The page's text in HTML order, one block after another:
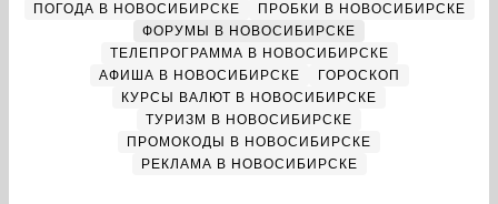
ПОГОДА В НОВОСИБИРСКЕ
ПРОБКИ В НОВОСИБИРСКЕ
ФОРУМЫ В НОВОСИБИРСКЕ
ТЕЛЕПРОГРАММА В НОВОСИБИРСКЕ
АФИША В НОВОСИБИРСКЕ
ГОРОСКОП
КУРСЫ ВАЛЮТ В НОВОСИБИРСКЕ
ТУРИЗМ В НОВОСИБИРСКЕ
ПРОМОКОДЫ В НОВОСИБИРСКЕ
РЕКЛАМА В НОВОСИБИРСКЕ